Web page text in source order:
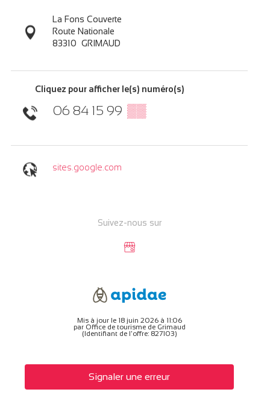
La Fons Couverte
Route Nationale
83310 GRIMAUD
Cliquez pour afficher le(s) numéro(s)
06 84 15 99 ▒▒
sites.google.com
Suivez-nous sur
Mis à jour le 18 juin 2026 à 11:06
par Office de tourisme de Grimaud
(Identifiant de l'offre: 827103)
Signaler une erreur